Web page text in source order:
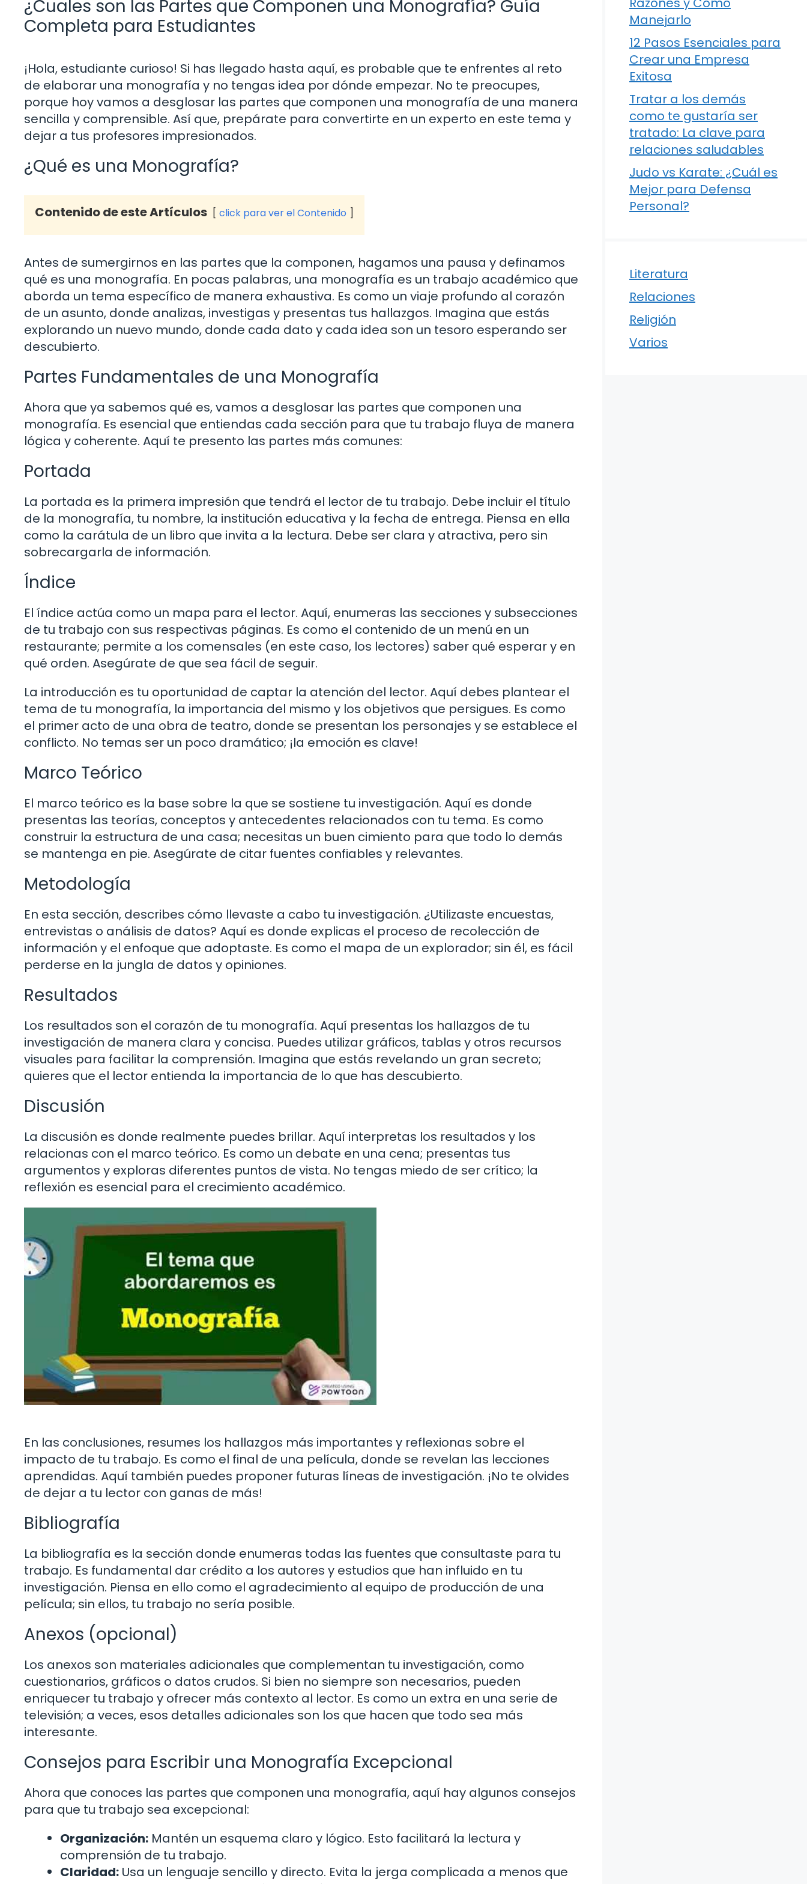
¿Cuales son las Partes que Componen una Monografía? Guía
Completa para Estudiantes
¡Hola, estudiante curioso! Si has llegado hasta aquí, es probable que te enfrentes al reto
de elaborar una monografía y no tengas idea por dónde empezar. No te preocupes,
porque hoy vamos a desglosar las partes que componen una monografía de una manera
sencilla y comprensible. Así que, prepárate para convertirte en un experto en este tema y
dejar a tus profesores impresionados.
¿Qué es una Monografía?
Contenido de este Artículos click para ver el Contenido
Antes de sumergirnos en las partes que la componen, hagamos una pausa y definamos
qué es una monografía. En pocas palabras, una monografía es un trabajo académico que
aborda un tema específico de manera exhaustiva. Es como un viaje profundo al corazón
de un asunto, donde analizas, investigas y presentas tus hallazgos. Imagina que estás
explorando un nuevo mundo, donde cada dato y cada idea son un tesoro esperando ser
descubierto.
Partes Fundamentales de una Monografía
Ahora que ya sabemos qué es, vamos a desglosar las partes que componen una
monografía. Es esencial que entiendas cada sección para que tu trabajo fluya de manera
lógica y coherente. Aquí te presento las partes más comunes:
Portada
La portada es la primera impresión que tendrá el lector de tu trabajo. Debe incluir el título
de la monografía, tu nombre, la institución educativa y la fecha de entrega. Piensa en ella
como la carátula de un libro que invita a la lectura. Debe ser clara y atractiva, pero sin
sobrecargarla de información.
Índice
El índice actúa como un mapa para el lector. Aquí, enumeras las secciones y subsecciones
de tu trabajo con sus respectivas páginas. Es como el contenido de un menú en un
restaurante; permite a los comensales (en este caso, los lectores) saber qué esperar y en
qué orden. Asegúrate de que sea fácil de seguir.
La introducción es tu oportunidad de captar la atención del lector. Aquí debes plantear el
tema de tu monografía, la importancia del mismo y los objetivos que persigues. Es como
el primer acto de una obra de teatro, donde se presentan los personajes y se establece el
conflicto. No temas ser un poco dramático; ¡la emoción es clave!
Marco Teórico
El marco teórico es la base sobre la que se sostiene tu investigación. Aquí es donde
presentas las teorías, conceptos y antecedentes relacionados con tu tema. Es como
construir la estructura de una casa; necesitas un buen cimiento para que todo lo demás
se mantenga en pie. Asegúrate de citar fuentes confiables y relevantes.
Metodología
En esta sección, describes cómo llevaste a cabo tu investigación. ¿Utilizaste encuestas,
entrevistas o análisis de datos? Aquí es donde explicas el proceso de recolección de
información y el enfoque que adoptaste. Es como el mapa de un explorador; sin él, es fácil
perderse en la jungla de datos y opiniones.
Resultados
Los resultados son el corazón de tu monografía. Aquí presentas los hallazgos de tu
investigación de manera clara y concisa. Puedes utilizar gráficos, tablas y otros recursos
visuales para facilitar la comprensión. Imagina que estás revelando un gran secreto;
quieres que el lector entienda la importancia de lo que has descubierto.
Discusión
La discusión es donde realmente puedes brillar. Aquí interpretas los resultados y los
relacionas con el marco teórico. Es como un debate en una cena; presentas tus
argumentos y exploras diferentes puntos de vista. No tengas miedo de ser crítico; la
reflexión es esencial para el crecimiento académico.
En las conclusiones, resumes los hallazgos más importantes y reflexionas sobre el
impacto de tu trabajo. Es como el final de una película, donde se revelan las lecciones
aprendidas. Aquí también puedes proponer futuras líneas de investigación. ¡No te olvides
de dejar a tu lector con ganas de más!
Bibliografía
La bibliografía es la sección donde enumeras todas las fuentes que consultaste para tu
trabajo. Es fundamental dar crédito a los autores y estudios que han influido en tu
investigación. Piensa en ello como el agradecimiento al equipo de producción de una
película; sin ellos, tu trabajo no sería posible.
Anexos (opcional)
Los anexos son materiales adicionales que complementan tu investigación, como
cuestionarios, gráficos o datos crudos. Si bien no siempre son necesarios, pueden
enriquecer tu trabajo y ofrecer más contexto al lector. Es como un extra en una serie de
televisión; a veces, esos detalles adicionales son los que hacen que todo sea más
interesante.
Consejos para Escribir una Monografía Excepcional
Ahora que conoces las partes que componen una monografía, aquí hay algunos consejos
para que tu trabajo sea excepcional:
Organización: Mantén un esquema claro y lógico. Esto facilitará la lectura y
comprensión de tu trabajo.
Claridad: Usa un lenguaje sencillo y directo. Evita la jerga complicada a menos que
Manejarlo
12 Pasos Esenciales para
Crear una Empresa
Exitosa
Tratar a los demás
como te gustaría ser
tratado: La clave para
relaciones saludables
Judo vs Karate: ¿Cuál es
Mejor para Defensa
Personal?
Literatura
Relaciones
Religión
Varios